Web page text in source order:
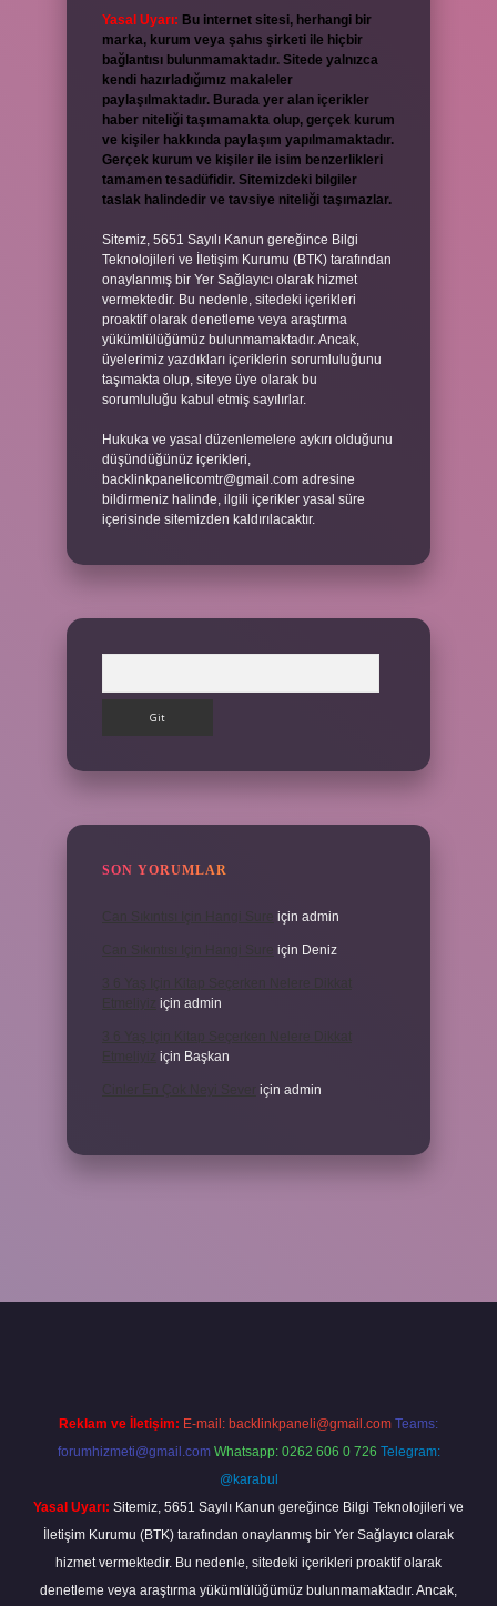
Yasal Uyarı: Bu internet sitesi, herhangi bir
marka, kurum veya şahıs şirketi ile hiçbir
bağlantısı bulunmamaktadır. Sitede yalnızca
kendi hazırladığımız makaleler
paylaşılmaktadır. Burada yer alan içerikler
haber niteliği taşımamakta olup, gerçek kurum
ve kişiler hakkında paylaşım yapılmamaktadır.
Gerçek kurum ve kişiler ile isim benzerlikleri
tamamen tesadüfidir. Sitemizdeki bilgiler
taslak halindedir ve tavsiye niteliği taşımazlar.
Sitemiz, 5651 Sayılı Kanun gereğince Bilgi
Teknolojileri ve İletişim Kurumu (BTK) tarafından
onaylanmış bir Yer Sağlayıcı olarak hizmet
vermektedir. Bu nedenle, sitedeki içerikleri
proaktif olarak denetleme veya araştırma
yükümlülüğümüz bulunmamaktadır. Ancak,
üyelerimiz yazdıkları içeriklerin sorumluluğunu
taşımakta olup, siteye üye olarak bu
sorumluluğu kabul etmiş sayılırlar.
Hukuka ve yasal düzenlemelere aykırı olduğunu
düşündüğünüz içerikleri,
backlinkpanelicomtr@gmail.com adresine
bildirmeniz halinde, ilgili içerikler yasal süre
içerisinde sitemizden kaldırılacaktır.
SON YORUMLAR
için admin
için Deniz
için admin
için Başkan
için admin
Reklam ve İletişim: E-mail: backlinkpaneli@gmail.com Teams:
forumhizmeti@gmail.com Whatsapp: 0262 606 0 726 Telegram:
@karabul
Yasal Uyarı: Sitemiz, 5651 Sayılı Kanun gereğince Bilgi Teknolojileri ve
İletişim Kurumu (BTK) tarafından onaylanmış bir Yer Sağlayıcı olarak
hizmet vermektedir. Bu nedenle, sitedeki içerikleri proaktif olarak
denetleme veya araştırma yükümlülüğümüz bulunmamaktadır. Ancak,